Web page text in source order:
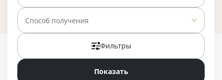
Бизнес
Способ получения
Фильтры
Показать